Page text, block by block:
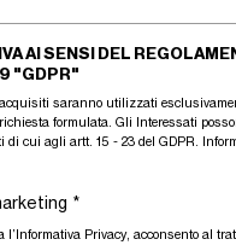
AI SENSI DEL
"GDPR"
acquisiti saranno utilizzati
formulata. Gli Interessati
di cui agli artt. 15 - 23 del GDPR.
*
l’ Informativa Privacy, acconsento al